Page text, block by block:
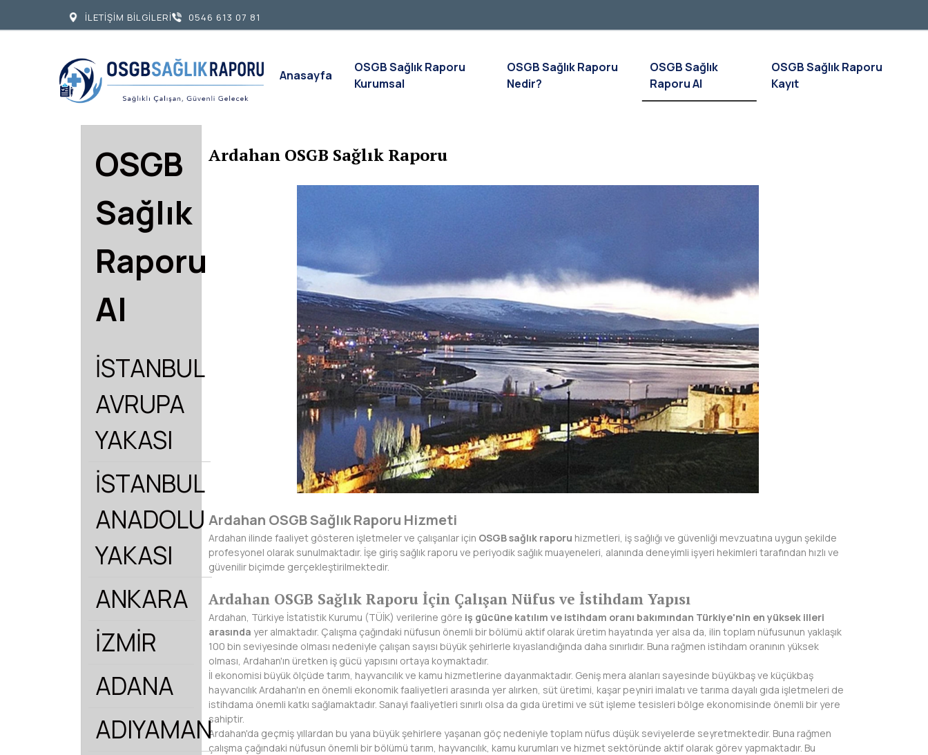
OSGB
Sağlık
Raporu
Al
İSTANBUL
AVRUPA
YAKASI
İSTANBUL
ANADOLU
YAKASI
ANKARA
İZMİR
ADANA
ADIYAMAN
Ardahan OSGB Sağlık Raporu
Ardahan OSGB Sağlık Raporu Hizmeti
Ardahan ilinde faaliyet gösteren işletmeler ve çalışanlar için OSGB sağlık raporu hizmetleri, iş sağlığı ve güvenliği mevzuatına uygun şekilde
profesyonel olarak sunulmaktadır. İşe giriş sağlık raporu ve periyodik sağlık muayeneleri, alanında deneyimli işyeri hekimleri tarafından hızlı ve
güvenilir biçimde gerçekleştirilmektedir.
Ardahan OSGB Sağlık Raporu İçin Çalışan Nüfus ve İstihdam Yapısı
Ardahan, Türkiye İstatistik Kurumu (TÜİK) verilerine göre iş gücüne katılım ve istihdam oranı bakımından Türkiye'nin en yüksek illeri
arasında yer almaktadır. Çalışma çağındaki nüfusun önemli bir bölümü aktif olarak üretim hayatında yer alsa da, ilin toplam nüfusunun yaklaşık
100 bin seviyesinde olması nedeniyle çalışan sayısı büyük şehirlerle kıyaslandığında daha sınırlıdır. Buna rağmen istihdam oranının yüksek
olması, Ardahan'ın üretken iş gücü yapısını ortaya koymaktadır.
İl ekonomisi büyük ölçüde tarım, hayvancılık ve kamu hizmetlerine dayanmaktadır. Geniş mera alanları sayesinde büyükbaş ve küçükbaş
hayvancılık Ardahan'ın en önemli ekonomik faaliyetleri arasında yer alırken, süt üretimi, kaşar peyniri imalatı ve tarıma dayalı gıda işletmeleri de
istihdama önemli katkı sağlamaktadır. Sanayi faaliyetleri sınırlı olsa da gıda üretimi ve süt işleme tesisleri bölge ekonomisinde önemli bir yere
sahiptir.
Ardahan'da geçmiş yıllardan bu yana büyük şehirlere yaşanan göç nedeniyle toplam nüfus düşük seviyelerde seyretmektedir. Buna rağmen
çalışma çağındaki nüfusun önemli bir bölümü tarım, hayvancılık, kamu kurumları ve hizmet sektöründe aktif olarak görev yapmaktadır. Bu
İLETİŞİM BİLGİLERİ 0546 613 07 81
Anasayfa
OSGB Sağlık Raporu
Kurumsal
OSGB Sağlık Raporu
Nedir?
OSGB Sağlık
Raporu Al
OSGB Sağlık Raporu
Kayıt